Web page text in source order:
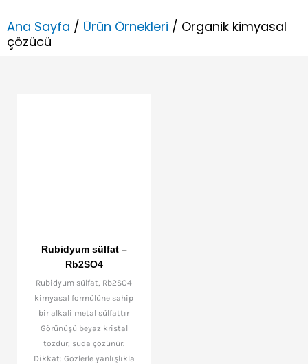
Ana Sayfa / Ürün Örnekleri / Organik kimyasal
çözücü
Rubidyum sülfat –
Rb2SO4
Rubidyum sülfat, Rb2SO4
kimyasal formülüne sahip
bir alkali metal sülfattır
Görünüşü beyaz kristal
tozdur, suda çözünür.
Dikkat: Gözlerle yanlışlıkla